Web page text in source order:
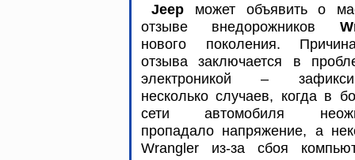
Jeep может объявить о
отзыве внедорожников
нового поколения.
отзыва заключается в
электроникой –
несколько случаев, когда в
сети автомобиля
пропадало напряжение, а
Wrangler из-за сбоя